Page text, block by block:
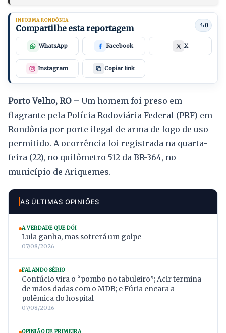
INFORMA RONDÔNIA
Compartilhe esta reportagem 0
WhatsApp Facebook X
Instagram Copiar link
Porto Velho, RO – Um homem foi preso em
flagrante pela Polícia Rodoviária Federal (PRF) em
Rondônia por porte ilegal de arma de fogo de uso
permitido. A ocorrência foi registrada na quarta-
feira (22), no quilômetro 512 da BR-364, no
município de Ariquemes.
AS ÚLTIMAS OPINIÕES
A VERDADE QUE DÓI
Lula ganha, mas sofrerá um golpe
07/08/2026
FALANDO SÉRIO
Confúcio vira o “pombo no tabuleiro”; Acir termina
de mãos dadas com o MDB; e Fúria encara a
polêmica do hospital
07/08/2026